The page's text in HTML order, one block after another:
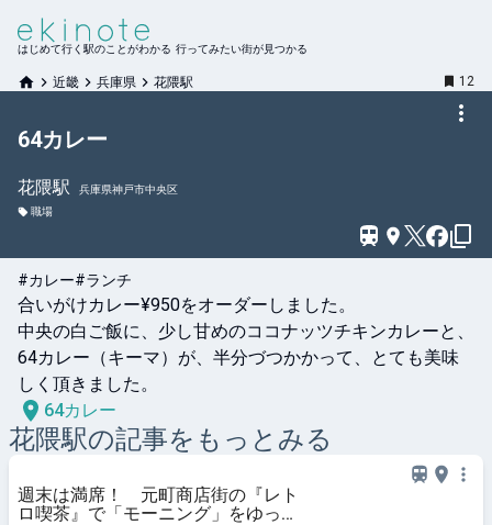
はじめて行く駅のことがわかる 行ってみたい街が見つかる
近畿 兵庫県 花隈駅 12
64カレー
花隈駅
兵庫県神戸市中央区
職場
#カレー#ランチ
合いがけカレー¥950をオーダーしました。
中央の白ご飯に、少し甘めのココナッツチキンカレーと、
64カレー（キーマ）が、半分づつかかって、とても美味
しく頂きました。
64カレー
花隈駅の記事をもっとみる
週末は満席！ 元町商店街の『レト
ロ喫茶』で「モーニング」をゆっく